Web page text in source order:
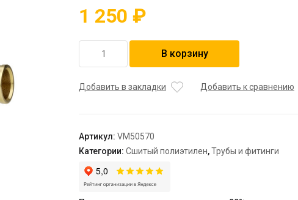
1 250 ₽
товара
переходной
32
х
20
В корзину
Добавить в закладки Добавить к сравнению
Артикул: VM50570
Категории: Сшитый полиэтилен,Трубы и фитинги